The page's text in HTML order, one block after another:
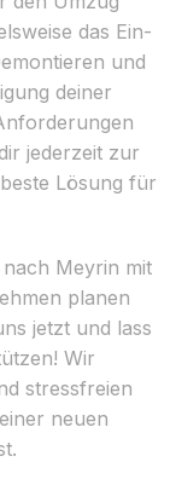
das Ein-
und
deiner
jederzeit zur
Lösung für
Meyrin mit
planen
jetzt und lass
Wir
stressfreien
neuen